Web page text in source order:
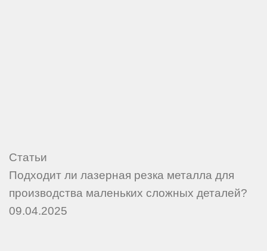
Статьи
Подходит ли лазерная резка металла для
производства маленьких сложных деталей?
09.04.2025